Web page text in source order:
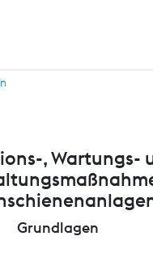
, Wartungs-
Grundlagen